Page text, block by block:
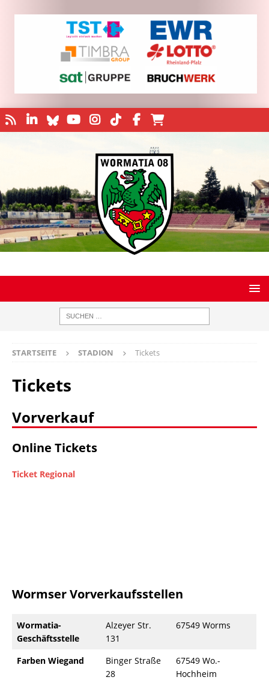
STARTSEITE STADION Tickets
Tickets
Vorverkauf
Online Tickets
Ticket Regional
Wormser Vorverkaufsstellen
Wormatia-
Geschäftsstelle
Alzeyer Str.
131
67549 Worms
Farben Wiegand
Binger Straße
28
67549 Wo.-
Hochheim